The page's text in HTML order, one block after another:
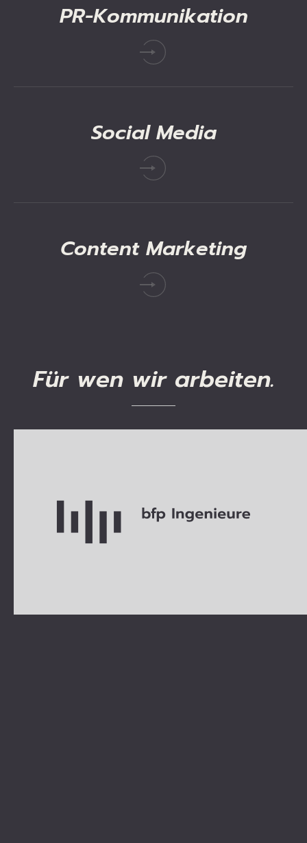
PR-Kommunikation
Social Media
Content Marketing
Für wen wir arbeiten.